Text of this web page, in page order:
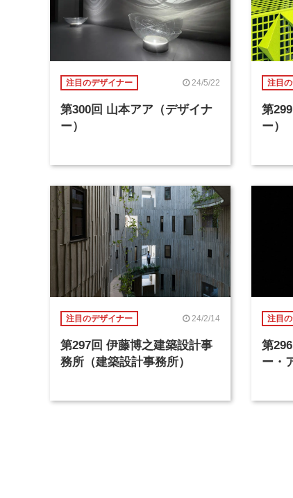
注目のデザイナー 24/5/22
第300回 山本アア（デザイナ
ー）
注目
第
ー）
注目のデザイナー 24/2/14
第297回 伊藤博之建築設計事
務所（建築設計事務所）
注目
第
ー・